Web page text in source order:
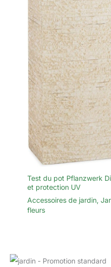
Test du pot Pflanzwerk
et protection UV
Accessoires de jardin,
fleurs